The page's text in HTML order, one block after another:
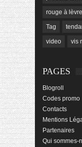
rouge à
Tag
video vis
PAGES
Blogroll
Codes promo
Contacts
Mentions
Partenaires
Qui sommes-